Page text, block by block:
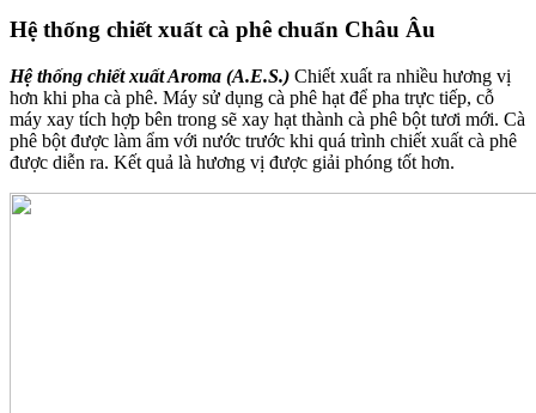
Hệ thống chiết xuất cà phê chuẩn Châu Âu
Hệ thống chiết xuất Aroma (A.E.S.) Chiết xuất ra nhiều hương vị
hơn khi pha cà phê. Máy sử dụng cà phê hạt để pha trực tiếp, cỗ
máy xay tích hợp bên trong sẽ xay hạt thành cà phê bột tươi mới. Cà
phê bột được làm ẩm với nước trước khi quá trình chiết xuất cà phê
được diễn ra. Kết quả là hương vị được giải phóng tốt hơn.